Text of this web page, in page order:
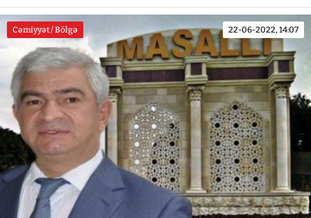
Cəmiyyət / Bölgə 22-06-2022, 14:07